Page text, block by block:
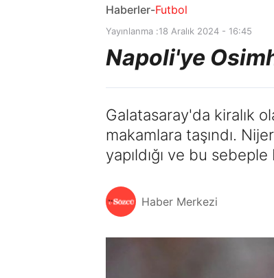
Haberler-Futbol
Yayınlanma :18 Aralık 2024 - 16:45
Napoli'ye
Galatasaray'da kiralık
makamlara taşındı.
yapıldığı ve bu
Haber Merkezi